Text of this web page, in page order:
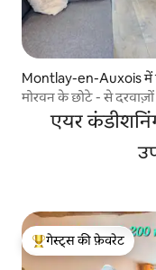
Montlay-en-Auxois में
मोरवन के छोटे - से
एयर
गेस्ट्स का टॉप फ़ेवरेट
गेस्ट्स की फ़ेवरेट